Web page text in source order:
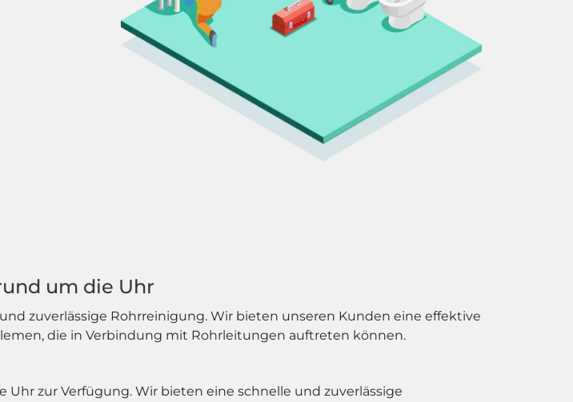
um die Uhr
zuverlässige Rohrreinigung. Wir bieten unseren Kunden eine effektive
die in Verbindung mit Rohrleitungen auftreten können.
zur Verfügung. Wir bieten eine schnelle und zuverlässige